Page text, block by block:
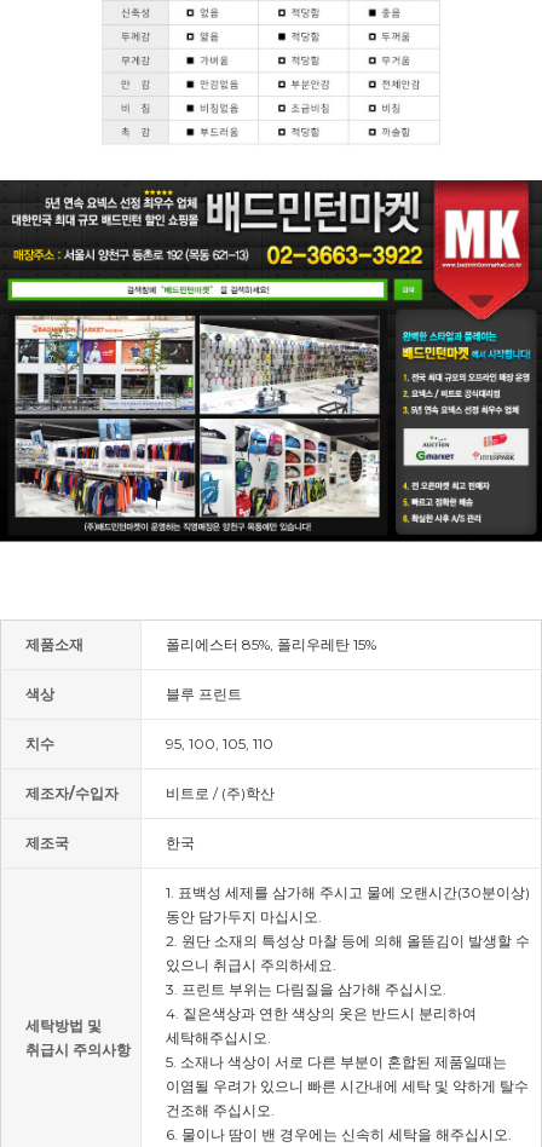
제품소재 폴리에스터 85%, 폴리우레탄 15%
색상 블루 프린트
치수 95, 100, 105, 110
제조자/수입자 비트로 / (주)학산
제조국 한국
세탁방법 및
취급시 주의사항
1. 표백성 세제를 삼가해 주시고 물에 오랜시간(30분이상)
동안 담가두지 마십시오.
2. 원단 소재의 특성상 마찰 등에 의해 올뜯김이 발생할 수
있으니 취급시 주의하세요.
3. 프린트 부위는 다림질을 삼가해 주십시오.
4. 짙은색상과 연한 색상의 옷은 반드시 분리하여
세탁해주십시오.
5. 소재나 색상이 서로 다른 부분이 혼합된 제품일때는
이염될 우려가 있으니 빠른 시간내에 세탁 및 약하게 탈수
건조해 주십시오.
6. 물이나 땀이 밴 경우에는 신속히 세탁을 해주십시오.